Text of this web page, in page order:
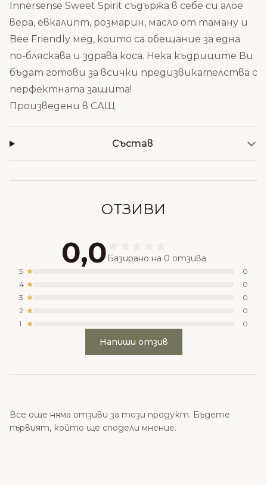
Innersense Sweet Spirit съдържа в себе си алое
вера, евкалипт, розмарин, масло от таману и
Bee Friendly мед, които са обещание за една
по-бляскава и здрава коса. Нека къдриците Ви
бъдат готови за всички предизвикателства с
перфектната защита!
Произведени в САЩ.
Състав
ОТЗИВИ
0,0 Базирано на 0 отзива
5
0
4
0
3
0
2
0
1
0
Напиши отзив
Все още няма отзиви за този продукт. Бъдете
първият, който ще сподели мнение.